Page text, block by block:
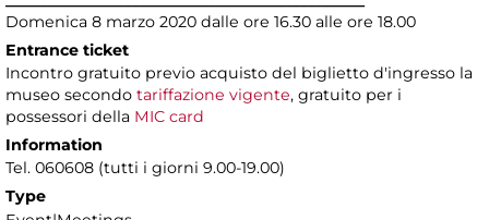
Domenica 8 marzo 2020 dalle ore 16.30 alle ore 18.00
Entrance ticket
Incontro gratuito previo acquisto del biglietto d'ingresso la
museo secondo tariffazione vigente, gratuito per i
possessori della MIC card
Information
Tel. 060608 (tutti i giorni 9.00-19.00)
Type